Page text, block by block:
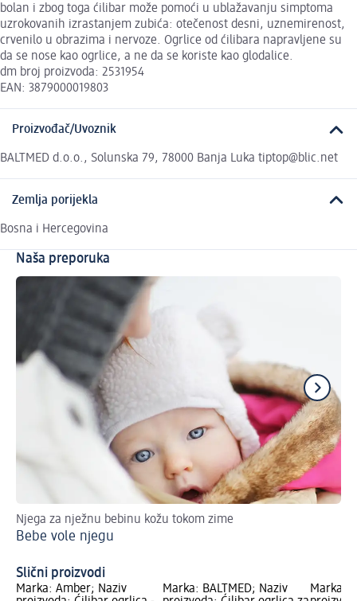
bolan i zbog toga ćilibar može pomoći u ublažavanju simptoma
uzrokovanih izrastanjem zubića: otečenost desni, uznemirenost,
crvenilo u obrazima i nervoze. Ogrlice od ćilibara napravljene su
da se nose kao ogrlice, a ne da se koriste kao glodalice.
dm broj proizvoda: 2531954
EAN: 3879000019803
Proizvođač/Uvoznik
BALTMED d.o.o., Solunska 79, 78000 Banja Luka tiptop@blic.net
Zemlja porijekla
Bosna i Hercegovina
Naša preporuka
Njega za nježnu bebinu kožu tokom zime
Bebe vole njegu
Slični proizvodi
Marka: Amber; Naziv
Marka: BALTMED; Naziv
Marka: